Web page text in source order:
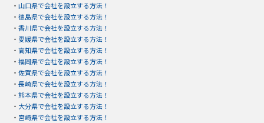
・ 山口県で会社を設立する方法！
・ 徳島県で会社を設立する方法！
・ 香川県で会社を設立する方法！
・ 愛媛県で会社を設立する方法！
・ 高知県で会社を設立する方法！
・ 福岡県で会社を設立する方法！
・ 佐賀県で会社を設立する方法！
・ 長崎県で会社を設立する方法！
・ 熊本県で会社を設立する方法！
・ 大分県で会社を設立する方法！
・ 宮崎県で会社を設立する方法！